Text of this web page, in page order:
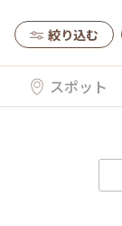
絞り込む
スポット